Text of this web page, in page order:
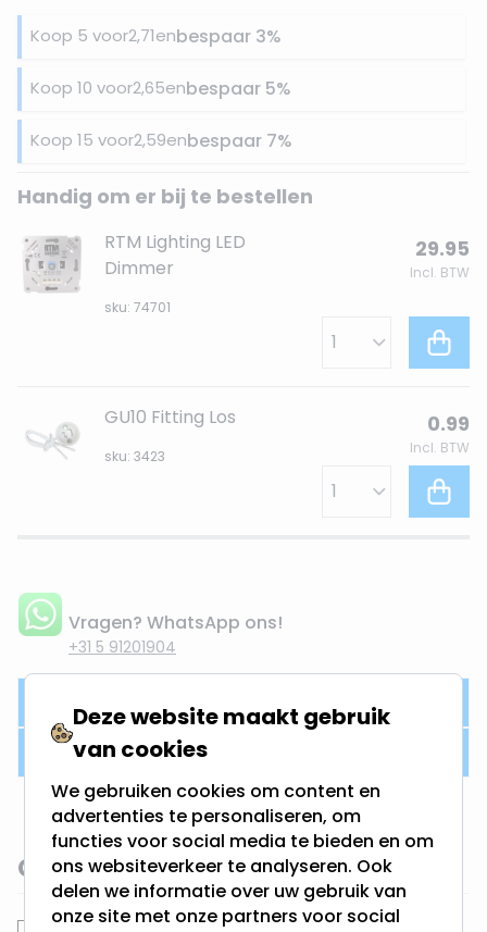
Koop 5 voor2,71enbespaar 3%
Koop 10 voor2,65enbespaar 5%
Koop 15 voor2,59enbespaar 7%
Handig om er bij te bestellen
RTM Lighting LED
Dimmer
sku: 74701
29.95
Incl. BTW
GU10 Fitting Los
sku: 3423
0.99
Incl. BTW
Vragen? WhatsApp ons!
+31 5 91201904
Product omschrijving
Productdetails
Gerelateerde categorieën
Deze website maakt gebruik
van cookies
We gebruiken cookies om content en
advertenties te personaliseren, om
functies voor social media te bieden en om
ons websiteverkeer te analyseren. Ook
delen we informatie over uw gebruik van
onze site met onze partners voor social